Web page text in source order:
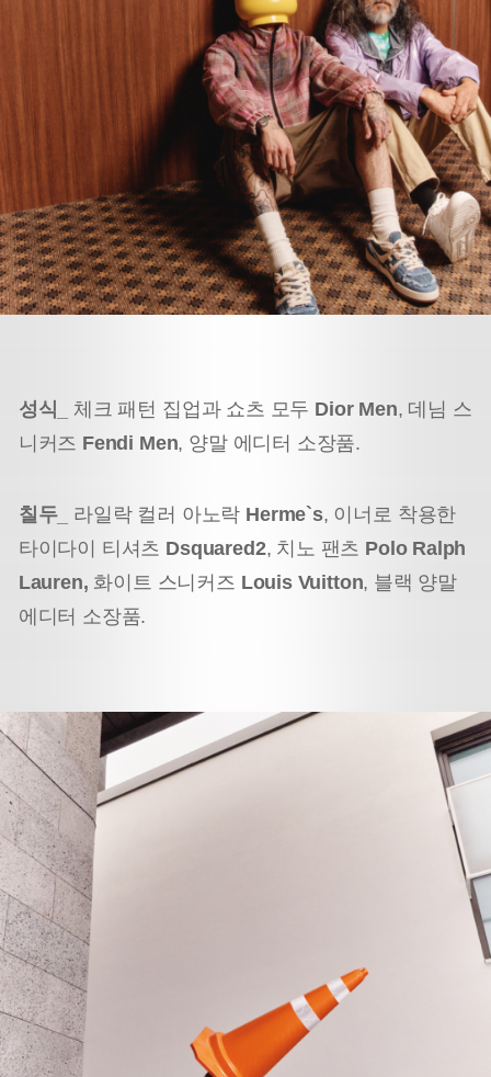
성식_ 체크 패턴 집업과 쇼츠 모두 Dior Men, 데님 스
니커즈 Fendi Men, 양말 에디터 소장품.
칠두_ 라일락 컬러 아노락 Herme`s, 이너로 착용한
타이다이 티셔츠 Dsquared2, 치노 팬츠 Polo Ralph
Lauren, 화이트 스니커즈 Louis Vuitton, 블랙 양말
에디터 소장품.